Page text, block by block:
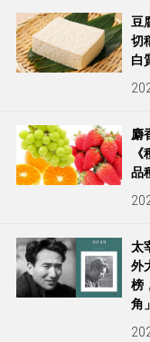
豆
切
白
麝
品
太
外
榜
角